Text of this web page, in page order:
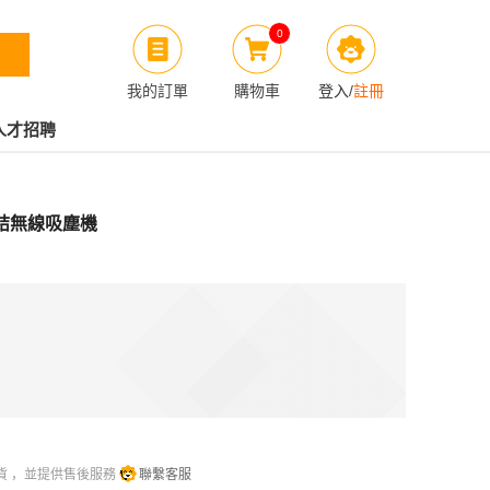
我的訂單
0
購物車 登入/註冊
才招聘
無線吸塵機
，並提供售後服務 聯繫客服